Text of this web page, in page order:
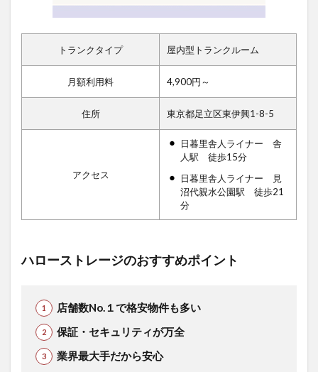
トランクタイプ 屋内型トランクルーム
月額利用料 4,900円～
住所 東京都足立区東伊興1-8-5
アクセス
日暮里舎人ライナー 舎
人駅 徒歩15分
日暮里舎人ライナー 見
沼代親水公園駅 徒歩21
分
ハローストレージのおすすめポイント
店舗数No.１で格安物件も多い
保証・セキュリティが万全
業界最大手だから安心